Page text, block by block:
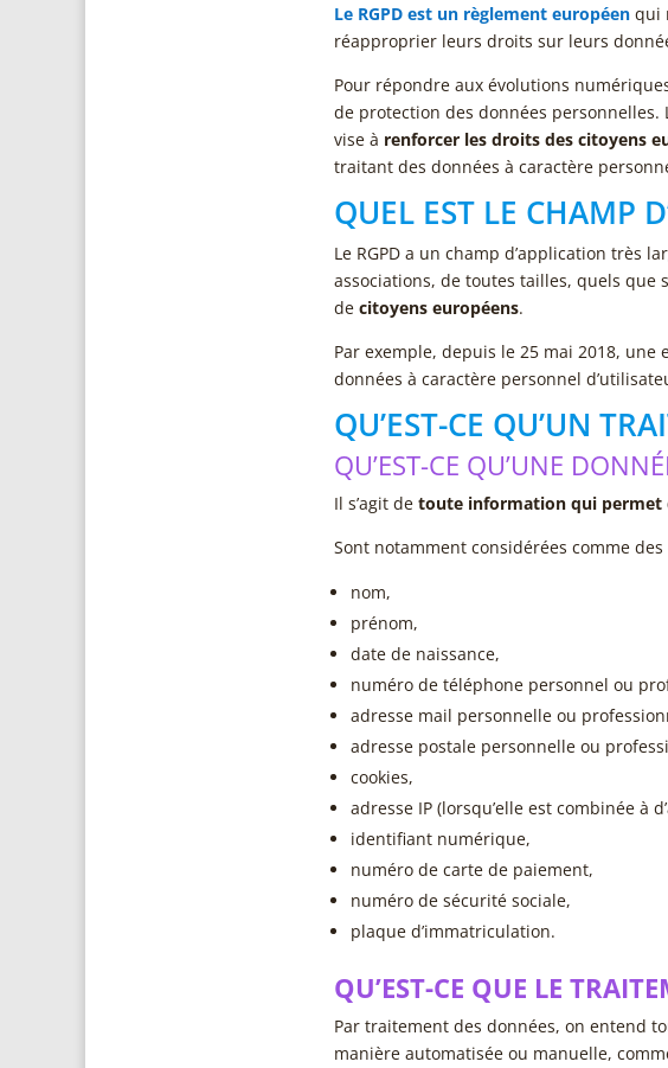
Le RGPD est un règlement européen qui
réapproprier leurs droits sur leurs
Pour répondre aux évolutions
de protection des données personnelles.
vise à renforcer les droits des citoyens
traitant des données à caractère
QUEL EST LE CHAMP
Le RGPD a un champ d’application très
associations, de toutes tailles, quels que
de citoyens européens.
Par exemple, depuis le 25 mai 2018,
données à caractère personnel
QU’EST-CE QU’UN
QU’EST-CE QU’UNE
Il s’agit de toute information qui permet
Sont notamment considérées comme
nom,
prénom,
date de naissance,
numéro de téléphone personnel ou
adresse mail personnelle ou
adresse postale personnelle ou
cookies,
adresse IP (lorsqu’elle est combinée à
identifiant numérique,
numéro de carte de paiement,
numéro de sécurité sociale,
plaque d’immatriculation.
QU’EST-CE QUE LE
Par traitement des données, on entend
manière automatisée ou manuelle,